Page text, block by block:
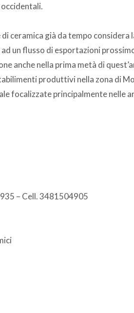
ceramica già da tempo considera
un flusso di esportazioni
anche nella prima metà di
produttivi nella zona di
focalizzate principalmente nelle
– Cell. 3481504905